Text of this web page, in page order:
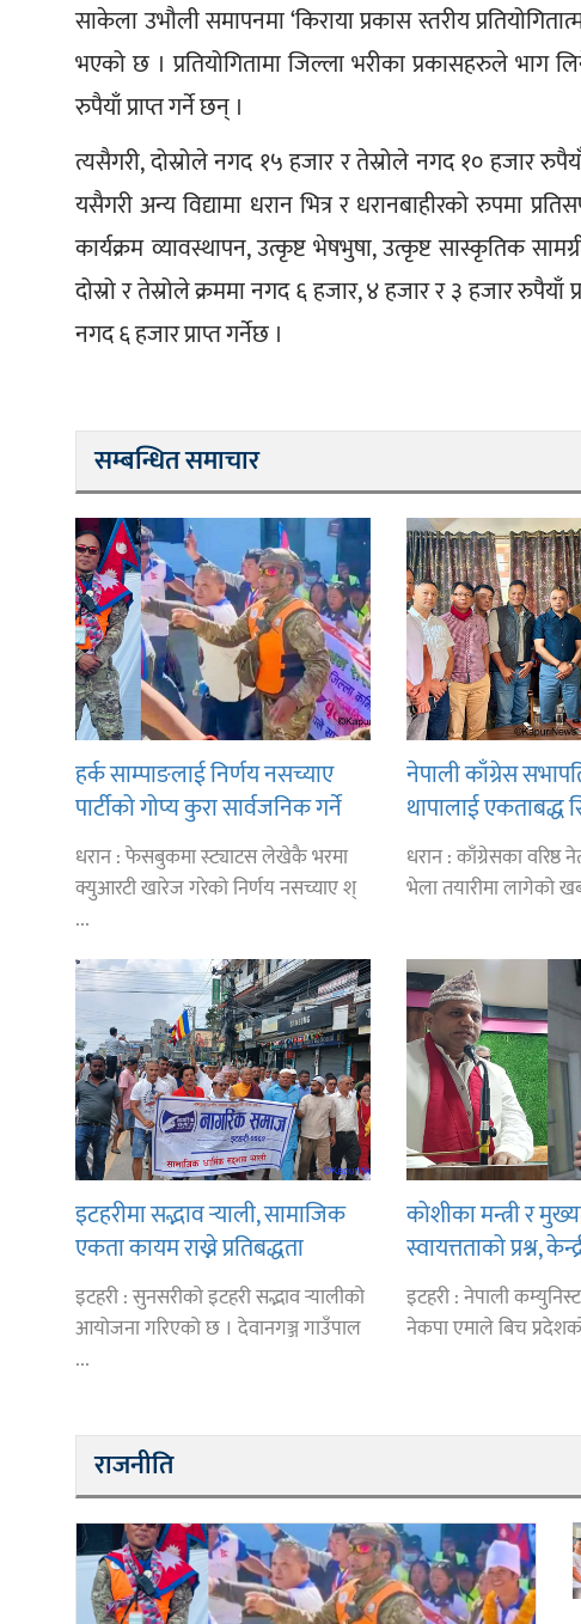
साकेला उभौली समापनमा ‘किराया प्रकास स्तरीय
भएको छ । प्रतियोगितामा जिल्ला भरीका प्रकासहरुले भाग
रुपैयाँ प्राप्त गर्ने छन् ।
त्यसैगरी, दोस्रोले नगद १५ हजार र तेस्रोले नगद १० हजार
यसैगरी अन्य विद्यामा धरान भित्र र धरानबाहीरको रुपमा
कार्यक्रम व्यावस्थापन, उत्कृष्ट भेषभुषा, उत्कृष्ट सास्कृतिक
दोस्रो र तेस्रोले क्रममा नगद ६ हजार, ४ हजार र ३ हजार रुपैयाँ
नगद ६ हजार प्राप्त गर्नेछ ।
सम्बन्धित समाचार
हर्क साम्पाङलाई निर्णय नसच्याए
पार्टीको गोप्य कुरा सार्वजनिक गर्ने
ज्ञानु चाम्लिङको चेतावनी
धरान : फेसबुकमा स्ट्याटस लेखेकै भरमा
क्युआरटी खारेज गरेको निर्णय नसच्याए श्
...
नेपाली काँग्रेस
थापालाई एकताबद्ध
निर्माण गर्न
आग्रह
धरान : काँग्रेसका वरिष्ठ
भेला तयारीमा लागेको
इटहरीमा सद्भाव र्‍याली, सामाजिक
एकता कायम राख्ने प्रतिबद्धता
इटहरी : सुनसरीको इटहरी सद्भाव र्‍यालीको
आयोजना गरिएको छ । देवानगञ्ज गाउँपाल
...
कोशीका मन्त्री र
स्वायत्तताको प्रश्न,
कारण प्रदेशमा समस्या
इटहरी : नेपाली
नेकपा एमाले बिच
राजनीति